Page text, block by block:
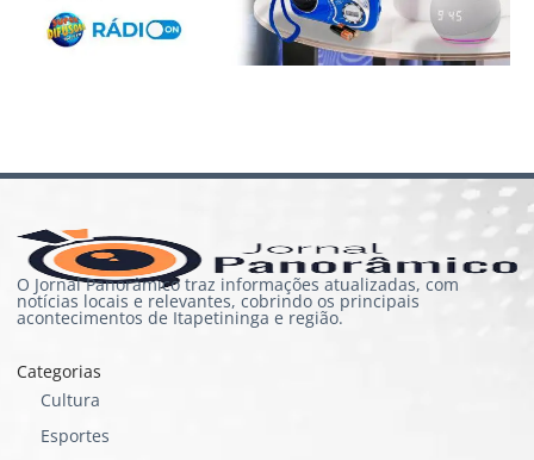
O Jornal Panorâmico traz informações atualizadas, com
notícias locais e relevantes, cobrindo os principais
acontecimentos de Itapetininga e região.
Categorias
Cultura
Esportes